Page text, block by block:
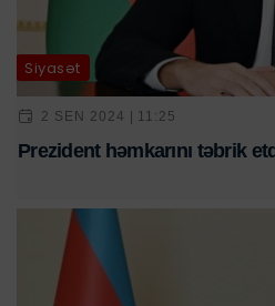
Siyasət
2 SEN 2024 | 11:25
Prezident həmkarını təbrik